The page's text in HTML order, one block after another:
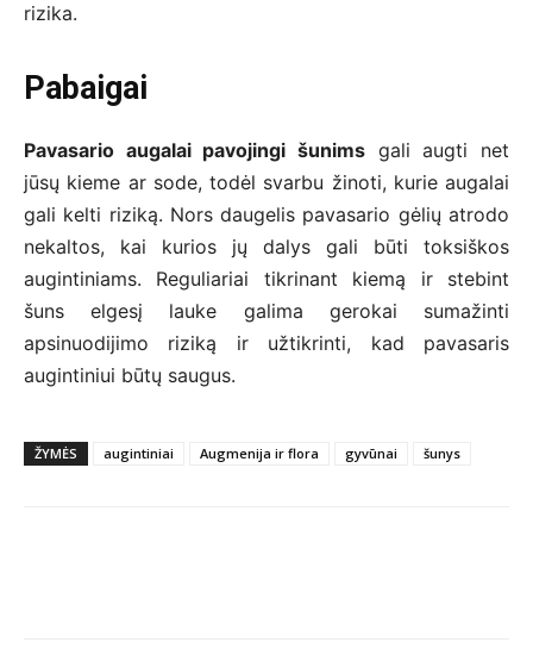
rizika.
Pabaigai
Pavasario augalai pavojingi šunims gali augti net
jūsų kieme ar sode, todėl svarbu žinoti, kurie augalai
gali kelti riziką. Nors daugelis pavasario gėlių atrodo
nekaltos, kai kurios jų dalys gali būti toksiškos
augintiniams. Reguliariai tikrinant kiemą ir stebint
šuns elgesį lauke galima gerokai sumažinti
apsinuodijimo riziką ir užtikrinti, kad pavasaris
augintiniui būtų saugus.
ŽYMĖS augintiniai Augmenija ir flora gyvūnai šunys